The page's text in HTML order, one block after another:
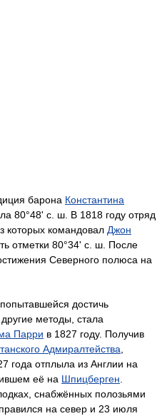
барона Константина
80°48' с. ш. В 1818 году отряд
которых командовал Джон
отметки 80°34' с. ш. После
Северного полюса на
достичь
методы, стала
Парри в 1827 году. Получив
Адмиралтейства,
года отплыла из Англии на
её на Шпицберген.
снабжённых полозьями
на север и 23 июля